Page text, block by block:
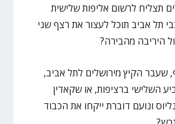
תצליח לרשום אליפות שלישית
תל אביב תוכל לעצור את רצף שני
היריבה מהבירה?
שעבר הקיץ מירושלים לתל אביב,
השלישי ברציפות, או שקאדין
ונועם דוברת ייקחו את הכבוד